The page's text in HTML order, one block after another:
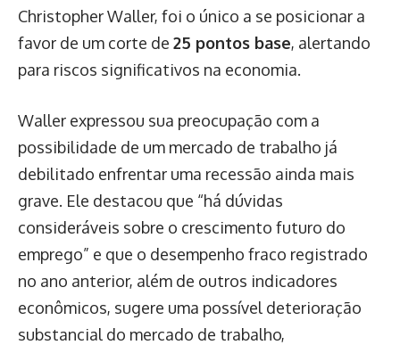
Christopher Waller, foi o único a se posicionar a
favor de um corte de 25 pontos base, alertando
para riscos significativos na economia.
Waller expressou sua preocupação com a
possibilidade de um mercado de trabalho já
debilitado enfrentar uma recessão ainda mais
grave. Ele destacou que “há dúvidas
consideráveis sobre o crescimento futuro do
emprego” e que o desempenho fraco registrado
no ano anterior, além de outros indicadores
econômicos, sugere uma possível deterioração
substancial do mercado de trabalho,